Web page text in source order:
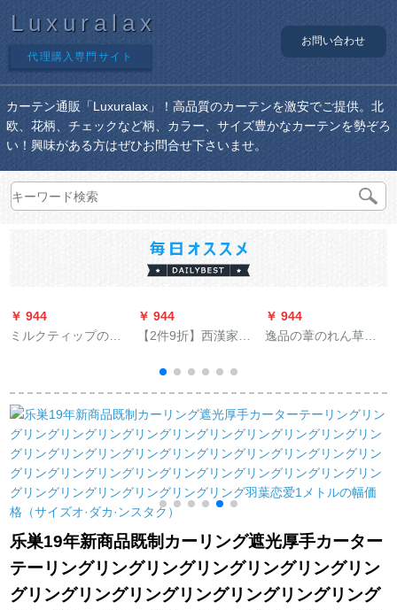
Luxuralax
代理購入専門サイト
お問い合わせ
カーテン通販「Luxuralax」！高品質のカーテンを激安でご提供。北
欧、花柄、チェックなど柄、カラー、サイズ豊かなカーテンを勢ぞろ
い！興味がある方はぜひお問合せ下さいませ。
￥ 944
ミルクティップのレ
ンレンテーン布テン
ンンンキャンパー布
芸のレインカーンン
ンン油煙断熱カーン
テーテンンンンンハ
イ80枚*140 cm高対
先頭部連打棒
￥ 944
【2件9折】西漢家紡
ックは、厚手の既製
カードを装着してい
ます。テ-ン日よけ断
热UVカーリング寝室
ベトリングカーンン
ンテ-ンは装饰したま
まです。
￥ 944
逸品の葦のれん草の
ルのれん竹カーン逸
品1.2メ-トル幅2メ-ト
ル
乐巣19年新商品既制カーリング遮光厚手カーター
テーリングリングリングリングリングリングリン
グリングリングリングリングリングリングリング